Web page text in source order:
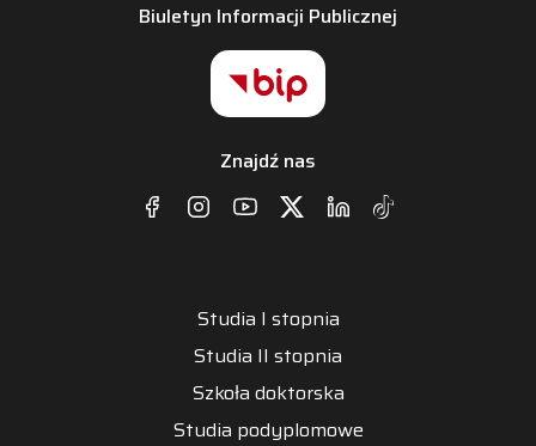
Biuletyn Informacji Publicznej
Znajdź nas
Studia I stopnia
Studia II stopnia
Szkoła doktorska
Studia podyplomowe